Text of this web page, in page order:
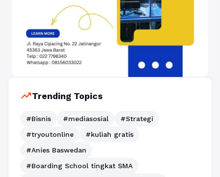
trending_upTrending Topics
#Bisnis #mediasosial
#Strategi
#tryoutonline
#kuliah gratis
#Anies Baswedan
#Boarding School tingkat SMA